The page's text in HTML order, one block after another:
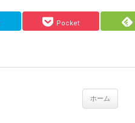
Pocket
ホーム